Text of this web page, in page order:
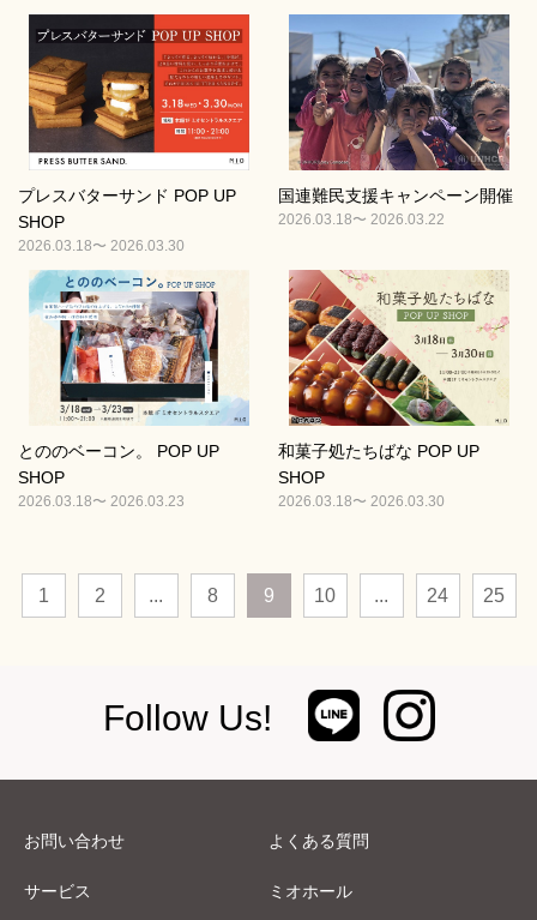
プレスバターサンド POP UP
SHOP
2026.03.18〜 2026.03.30
国連難民支援キャンペーン開催
2026.03.18〜 2026.03.22
とののベーコン。 POP UP
SHOP
2026.03.18〜 2026.03.23
和菓子処たちばな POP UP
SHOP
2026.03.18〜 2026.03.30
1 2 ... 8 9 10 ... 24 25
Follow Us!
お問い合わせ よくある質問
サービス ミオホール